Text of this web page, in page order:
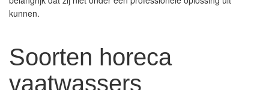
kunnen.
Soorten horeca
vaatwassers